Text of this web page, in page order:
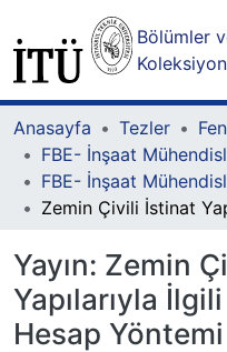
Bölümler
Anasayfa Tezler
Yayın: Zemin
Yapılarıyla
Hesap Yöntemi